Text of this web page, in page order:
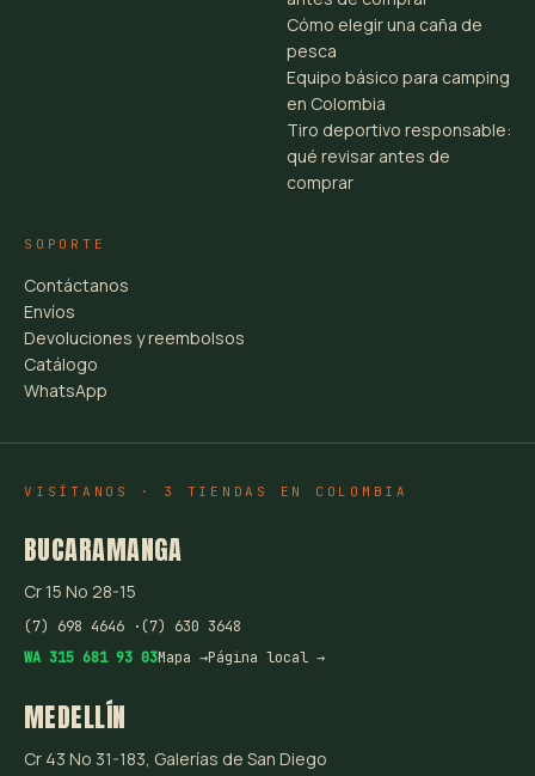
Cómo elegir una caña de
pesca
Equipo básico para camping
en Colombia
Tiro deportivo responsable:
qué revisar antes de
comprar
SOPORTE
Contáctanos
Envíos
Devoluciones y reembolsos
Catálogo
WhatsApp
VISÍTANOS · 3 TIENDAS EN COLOMBIA
BUCARAMANGA
Cr 15 No 28-15
(7) 698 4646 ·(7) 630 3648
WA 315 681 93 03Mapa →Página local →
MEDELLÍN
Cr 43 No 31-183, Galerías de San Diego